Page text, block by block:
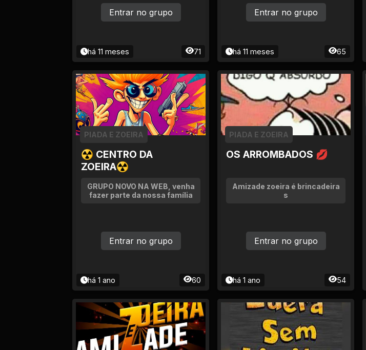
Hobbies e Lazer
Imobiliária
Investimentos
Jogos de Vídeo
Jurisprudência
Línguas Estrangeiras
Livros, Audiolivros e
Autodesenvolvimento
Negócios e Startups
Notícias e Mídia
há 11 meses 71
Entrar no grupo
há 11 meses 65
Entrar no grupo
☢ CENTRO DA
ZOEIRA☢
PIADA E ZOEIRA
GRUPO NOVO NA WEB, venha
fazer parte da nossa família
há 1 ano 60
Entrar no grupo
OS ARROMBADOS 💋
PIADA E ZOEIRA
Amizade zoeira é brincadeira
s
há 1 ano 54
Entrar no grupo